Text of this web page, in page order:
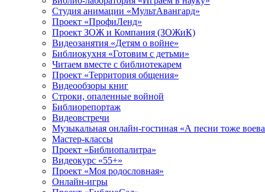
Студия анимации «МультАвангард»
Проект «ПрофиЛенд»
Проект ЗОЖ и Компания (ЗОЖиК)
Видеозанятия «Детям о войне»
Библиокухня «Готовим с детьми»
Читаем вместе с библиотекарем
Проект «Территория общения»
Видеообзоры книг
Строки, опаленные войной
Библиорепортаж
Видеовстречи
Музыкальная онлайн-гостиная «А песни тоже
Мастер-классы
Проект «Библиопалитра»
Видеокурс «55+»
Проект «Моя родословная»
Онлайн-игры